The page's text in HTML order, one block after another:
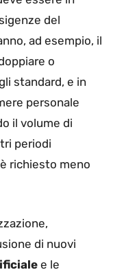
del
ad esempio, il
o
standard, e in
personale
il volume di
periodi
richiesto meno
di nuovi
e le